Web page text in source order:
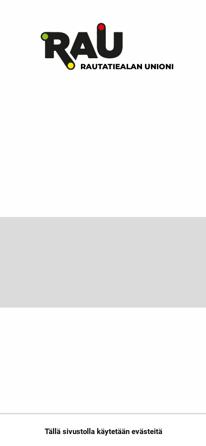
Tällä sivustolla käytetään evästeitä
RAUTATIEALAN UNIONI